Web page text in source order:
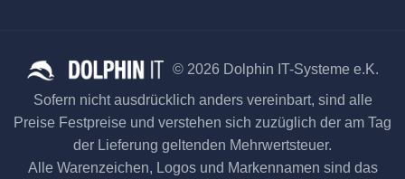
© 2026 Dolphin IT-Systeme e.K.
Sofern nicht ausdrücklich anders vereinbart, sind alle
Preise Festpreise und verstehen sich zuzüglich der am Tag
der Lieferung geltenden Mehrwertsteuer.
Alle Warenzeichen, Logos und Markennamen sind das